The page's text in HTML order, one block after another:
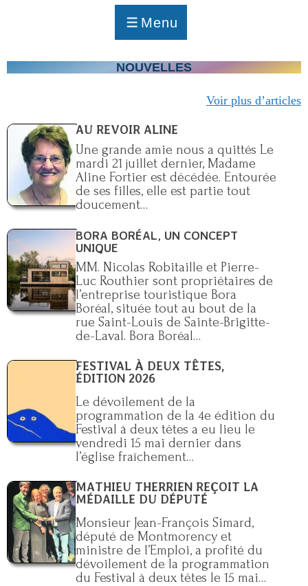
Menu
MENU
NOUVELLES
Voir plus d’articles
AU REVOIR ALINE
Une grande amie nous a quittés Le
mardi 21 juillet dernier, Madame
Aline Fortier est décédée. Entourée
de ses filles, elle est partie tout
doucement…
BORA BORÉAL, UN CONCEPT
UNIQUE
MM. Nicolas Robitaille et Pierre-
Luc Routhier sont propriétaires de
l’entreprise touristique Bora
Boréal, située tout au bout de la
rue Saint-Louis de Sainte-Brigitte-
de-Laval. Bora Boréal…
FESTIVAL À DEUX TÊTES,
ÉDITION 2026
Le dévoilement de la
programmation de la 4e édition du
Festival à deux têtes a eu lieu le
vendredi 15 mai dernier dans
l’église fraîchement…
MATHIEU THERRIEN REÇOIT LA
MÉDAILLE DU DÉPUTÉ
Monsieur Jean-François Simard,
député de Montmorency et
ministre de l’Emploi, a profité du
dévoilement de la programmation
du Festival à deux têtes le 15 mai…